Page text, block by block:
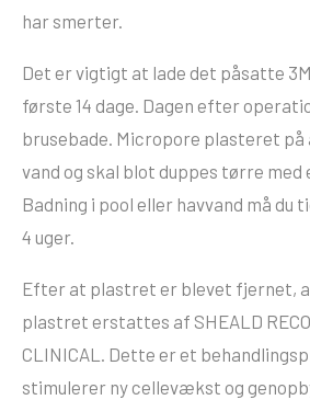
har smerter.
Det er vigtigt at lade det påsatte
første 14 dage. Dagen efter
brusebade. Micropore plasteret på
vand og skal blot duppes tørre
Badning i pool eller havvand må du
4 uger.
Efter at plastret er blevet fjernet,
plastret erstattes af SHEALD
CLINICAL. Dette er et
stimulerer ny cellevækst og